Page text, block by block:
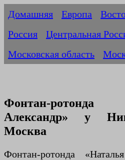
Домашняя Европа
Россия
Центральная
Московская область
Фонтан-
Александр» у
Москва
Фонтан-ротонда